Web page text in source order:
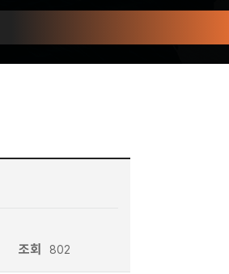
조회 802